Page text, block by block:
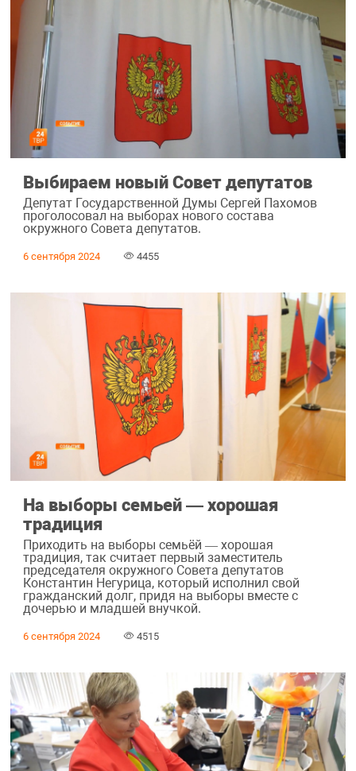
Выбираем новый Совет депутатов
Депутат Государственной Думы Сергей Пахомов
проголосовал на выборах нового состава
окружного Совета депутатов.
6 сентября 2024 4455
На выборы семьей ― хорошая
традиция
Приходить на выборы семьёй — хорошая
традиция, так считает первый заместитель
председателя окружного Совета депутатов
Константин Негурица, который исполнил свой
гражданский долг, придя на выборы вместе с
дочерью и младшей внучкой.
6 сентября 2024 4515